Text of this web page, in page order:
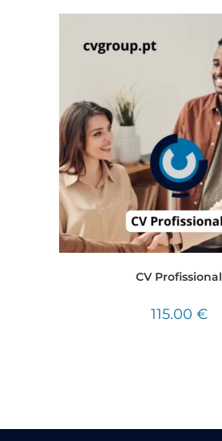
CV Profissional
115.00 €